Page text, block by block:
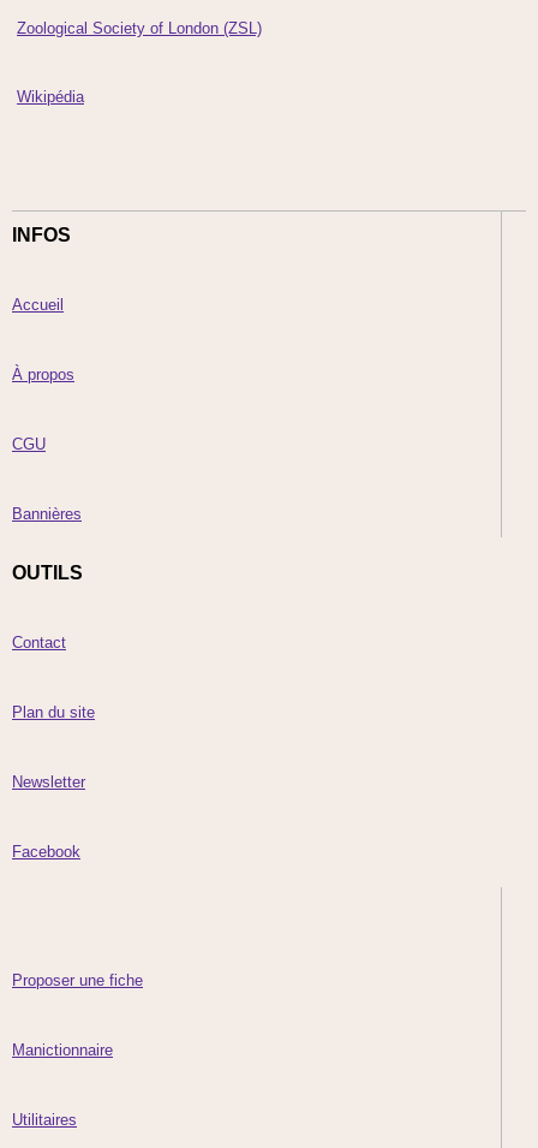
Zoological Society of London (ZSL)
Wikipédia
INFOS
Accueil
À propos
CGU
Bannières
OUTILS
Contact
Plan du site
Newsletter
Facebook
Proposer une fiche
Manictionnaire
Utilitaires